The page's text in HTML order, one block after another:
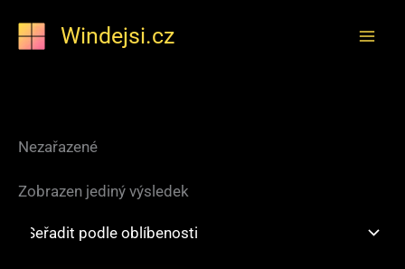
Windejsi.cz
Nezařazené
Zobrazen jediný výsledek